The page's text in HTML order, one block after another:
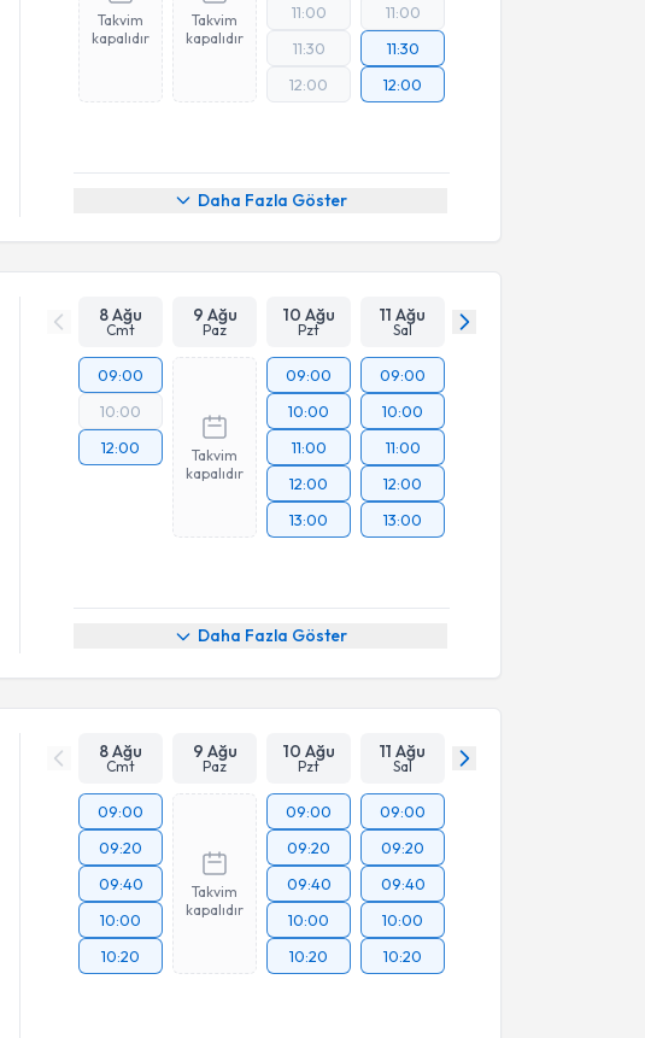
Takvim
kapalıdır
Takvim
kapalıdır
11:00
11:30
12:00
11:00
11:30
12:00
Daha Fazla Göster
8 Ağu
Cmt
9 Ağu
Paz
10 Ağu
Pzt
11 Ağu
Sal
09:00
10:00
12:00
Takvim
kapalıdır
09:00
10:00
11:00
12:00
13:00
09:00
10:00
11:00
12:00
13:00
Daha Fazla Göster
8 Ağu
Cmt
9 Ağu
Paz
10 Ağu
Pzt
11 Ağu
Sal
09:00
09:20
09:40
10:00
10:20
Takvim
kapalıdır
09:00
09:20
09:40
10:00
10:20
09:00
09:20
09:40
10:00
10:20